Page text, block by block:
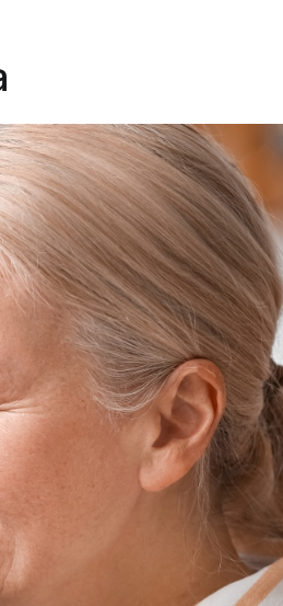
per un appartamento,
Fiori e Piante da Regalare
per un
per un nuovo appartamento, le piante
una scelta eccellente. Non solo
all'ambiente, ma contribuiscono
'aria interna . Le piante da interno
di assorbire sostanze nocive
rilasciando al contempo
il
Ficus Benjamina, perfetto per chi
che depura l'aria in modo naturale. Altre
la
, conosciuta anche
comosum o "pianta ragno",
chi è alle prime armi con il